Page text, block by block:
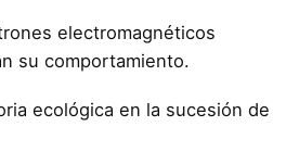
electromagnéticos
su comportamiento.
ecológica en la sucesión de